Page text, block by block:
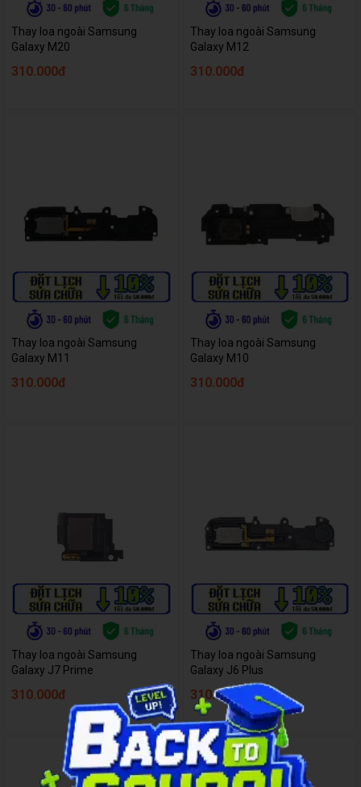
Thay loa ngoài Samsung
Galaxy M20
310.000đ
Thay loa ngoài Samsung
Galaxy M12
310.000đ
Thay loa ngoài Samsung
Galaxy M11
310.000đ
Thay loa ngoài Samsung
Galaxy M10
310.000đ
Thay loa ngoài Samsung
Galaxy J7 Prime
310.000đ
Thay loa ngoài Samsung
Galaxy J6 Plus
310.000đ